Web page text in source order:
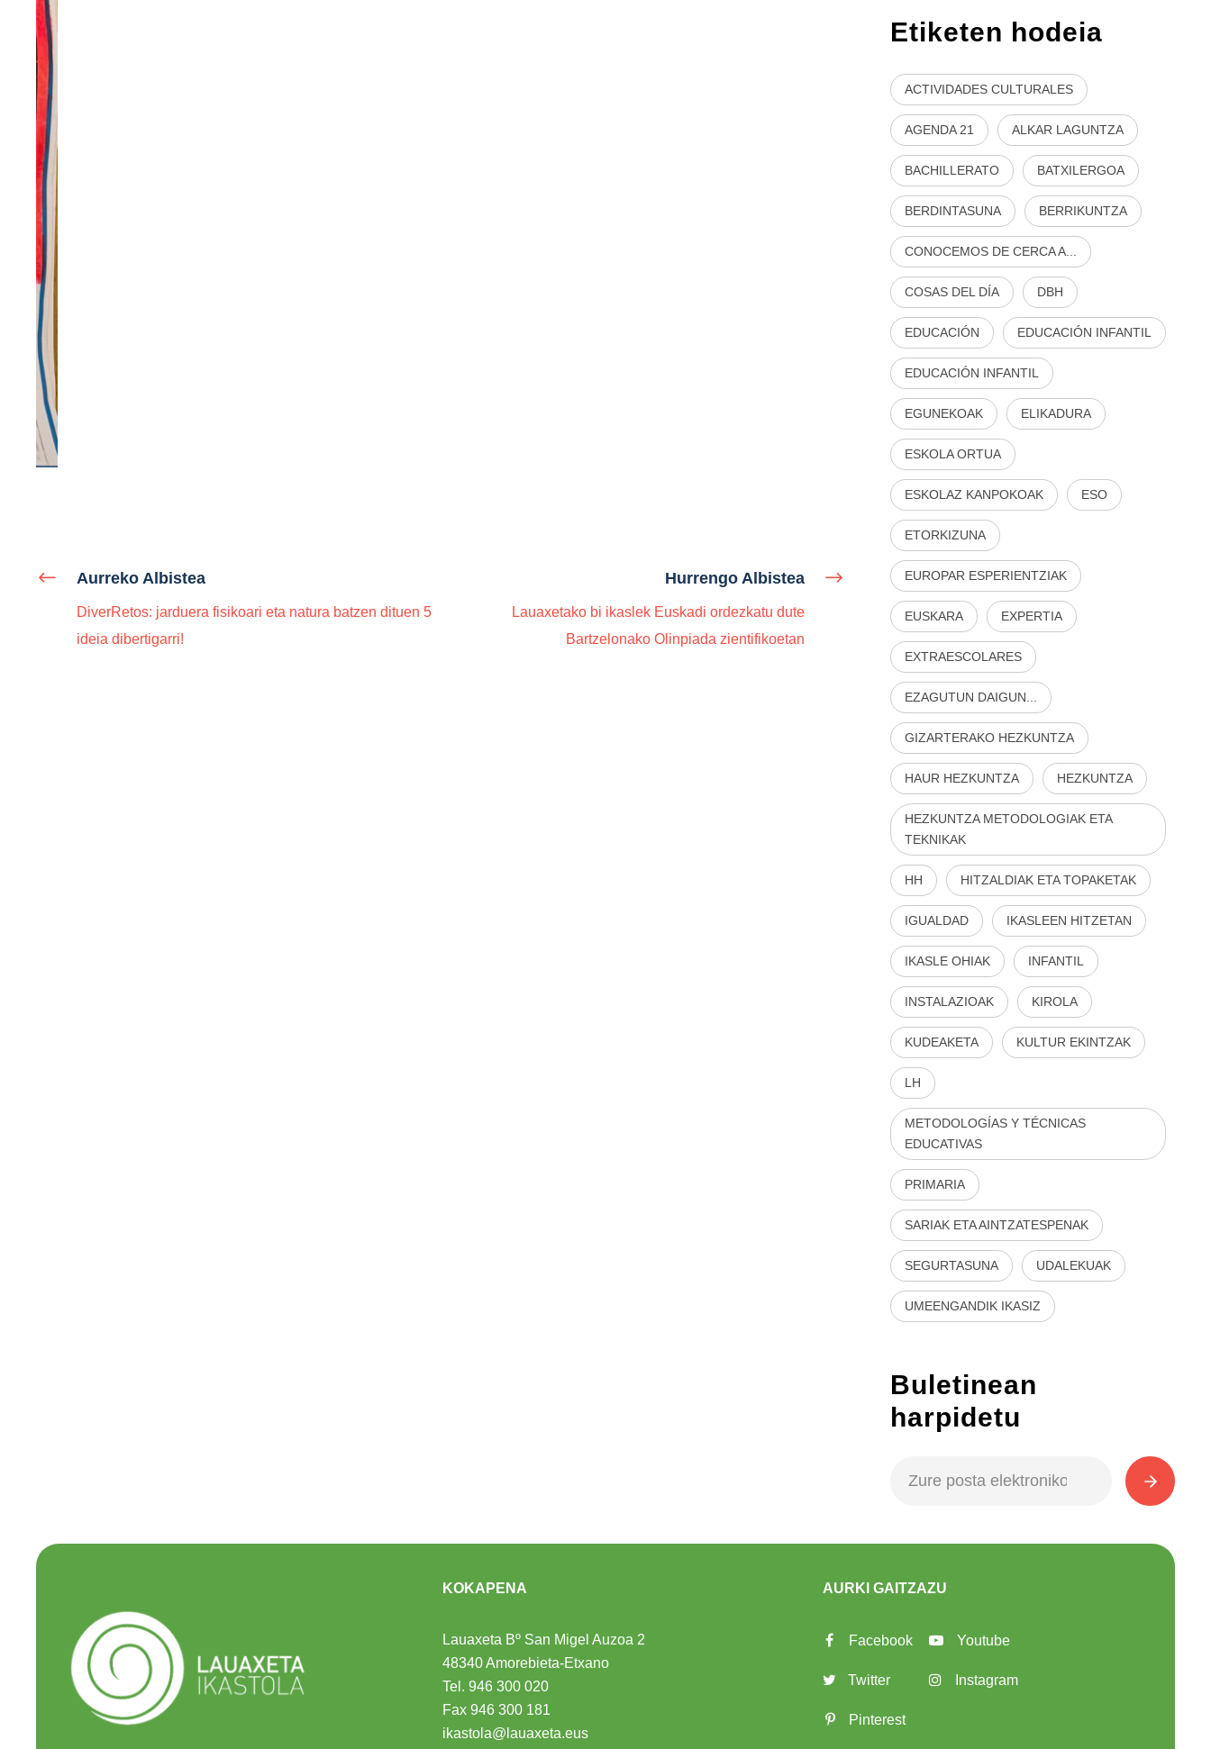
Aurreko Albistea
DiverRetos: jarduera fisikoari eta natura batzen dituen 5
ideia dibertigarri!
Hurrengo Albistea
Lauaxetako bi ikaslek Euskadi ordezkatu dute
Bartzelonako Olinpiada zientifikoetan
Etiketen hodeia
ACTIVIDADES CULTURALES
AGENDA 21 ALKAR LAGUNTZA
BACHILLERATO BATXILERGOA
BERDINTASUNA BERRIKUNTZA
CONOCEMOS DE CERCA A...
COSAS DEL DÍA DBH
EDUCACIÓN EDUCACIÓN INFANTIL
EDUCACIÓN INFANTIL
EGUNEKOAK ELIKADURA
ESKOLA ORTUA
ESKOLAZ KANPOKOAK ESO
ETORKIZUNA
EUROPAR ESPERIENTZIAK
EUSKARA EXPERTIA
EXTRAESCOLARES
EZAGUTUN DAIGUN...
GIZARTERAKO HEZKUNTZA
HAUR HEZKUNTZA HEZKUNTZA
HEZKUNTZA METODOLOGIAK ETA
TEKNIKAK
HH HITZALDIAK ETA TOPAKETAK
IGUALDAD IKASLEEN HITZETAN
IKASLE OHIAK INFANTIL
INSTALAZIOAK KIROLA
KUDEAKETA KULTUR EKINTZAK
LH
METODOLOGÍAS Y TÉCNICAS
EDUCATIVAS
PRIMARIA
SARIAK ETA AINTZATESPENAK
SEGURTASUNA UDALEKUAK
UMEENGANDIK IKASIZ
Buletinean
harpidetu
KOKAPENA
Lauaxeta Bº San Migel Auzoa 2
48340 Amorebieta-Etxano
Tel.946 300 020
Fax 946 300 181
ikastola@lauaxeta.eus
AURKI GAITZAZU
Facebook
Twitter
Pinterest
Youtube
Instagram